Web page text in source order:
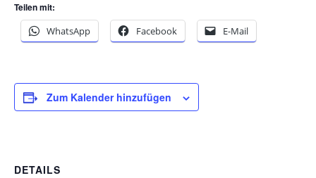
Teilen mit:
WhatsApp
Facebook E-Mail
Zum Kalender hinzufügen
DETAILS